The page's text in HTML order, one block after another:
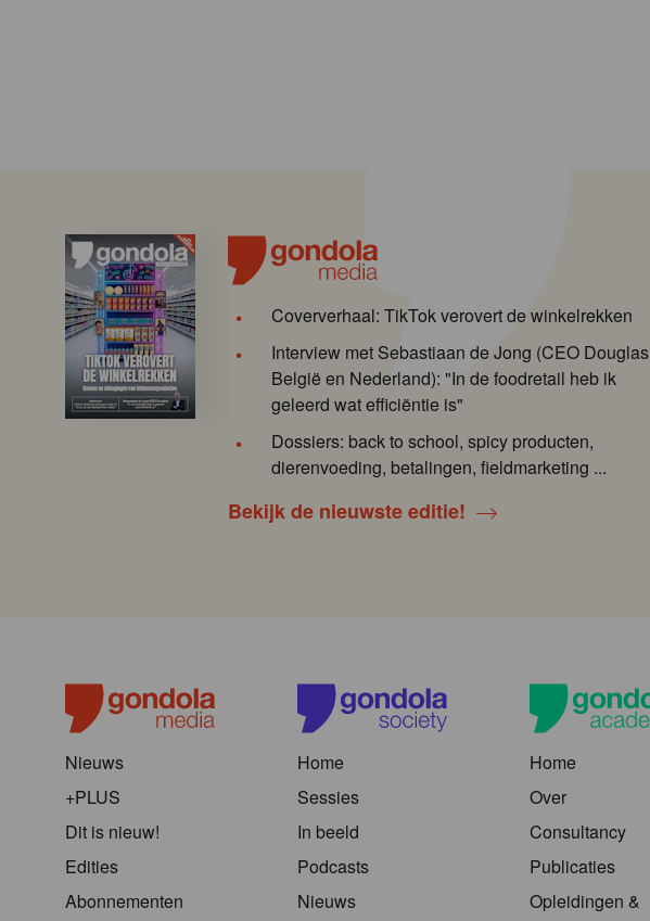
Coververhaal: TikTok verovert de winkelrekken
Interview met Sebastiaan de Jong (CEO Douglas
België en Nederland): "In de foodretail heb ik
geleerd wat efficiëntie is"
Dossiers: back to school, spicy producten,
dierenvoeding, betalingen, fieldmarketing ...
Bekijk de nieuwste editie!
Nieuws
+PLUS
Dit is nieuw!
Edities
Abonnementen
Home
Sessies
In beeld
Podcasts
Nieuws
Home
Over
Consultancy
Publicaties
Opleidingen &